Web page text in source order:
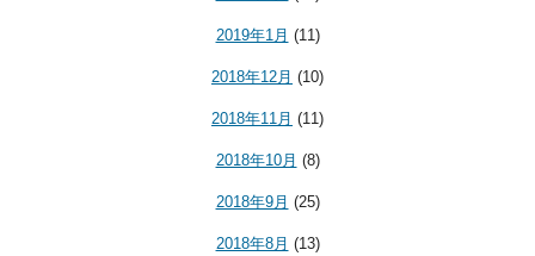
2019年1月 (11)
2018年12月 (10)
2018年11月 (11)
2018年10月 (8)
2018年9月 (25)
2018年8月 (13)